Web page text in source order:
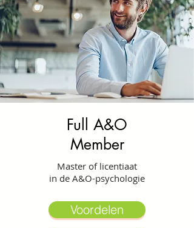
Full A&O
Member
Master of licentiaat
in de A&O-psychologie
Voordelen